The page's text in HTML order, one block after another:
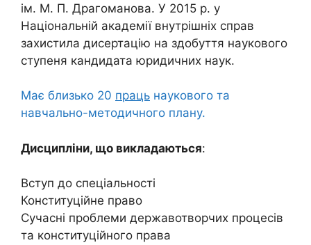
ім. М. П. Драгоманова. У 2015 р. у
Національній академії внутрішніх справ
захистила дисертацію на здобуття наукового
ступеня кандидата юридичних наук.
Має близько 20 праць наукового та
навчально-методичного плану.
Дисципліни, що викладаються:
Вступ до спеціальності
Конституційне право
Сучасні проблеми державотворчих процесів
та конституційного права